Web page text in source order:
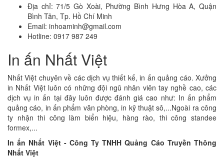
Địa chỉ: 71/5 Gò Xoài, Phường Bình Hưng Hòa A, Quận
Bình Tân, Tp. Hồ Chí Minh
Email: inhoaminh@gmail.com
Hotline: 0917 987 249
In ấn Nhất Việt
Nhất Việt chuyên về các dịch vụ thiết kế, in ấn quảng cáo. Xưởng
in Nhất Việt luôn có những đội ngũ nhân viên tay nghề cao, các
dịch vụ in ấn tại đây luôn được đánh giá cao như: In ấn phẩm
quảng cáo, in ấn phẩm văn phòng, in kỹ thuật sô,...Ngoài ra công
ty nhận thi công làm biển hiệu, hàng rào, thi công standee
formex,...
In ấn Nhất Việt - Công Ty TNHH Quảng Cáo Truyền Thông
Nhất Việt